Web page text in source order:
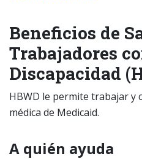
Beneficios de
Trabajadores
Discapacidad
HBWD le permite trabajar y
médica de Medicaid.
A quién ayuda